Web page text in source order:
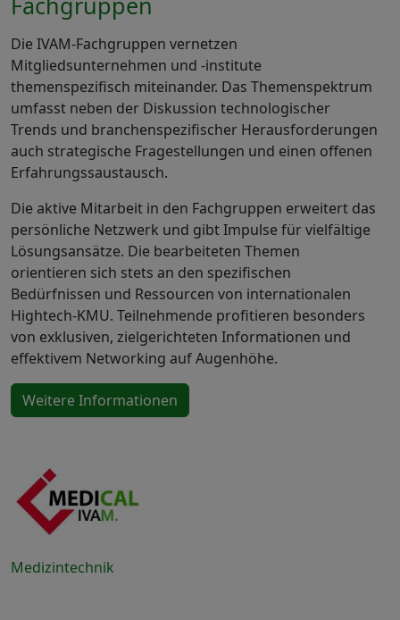
Die IVAM-Fachgruppen vernetzen
Mitgliedsunternehmen und -institute
themenspezifisch miteinander. Das Themenspektrum
umfasst neben der Diskussion technologischer
Trends und branchenspezifischer Herausforderungen
auch strategische Fragestellungen und einen offenen
Erfahrungssaustausch.
Die aktive Mitarbeit in den Fachgruppen erweitert das
persönliche Netzwerk und gibt Impulse für vielfältige
Lösungsansätze. Die bearbeiteten Themen
orientieren sich stets an den spezifischen
Bedürfnissen und Ressourcen von internationalen
Hightech-KMU. Teilnehmende profitieren besonders
von exklusiven, zielgerichteten Informationen und
effektivem Networking auf Augenhöhe.
Weitere Informationen
Medizintechnik